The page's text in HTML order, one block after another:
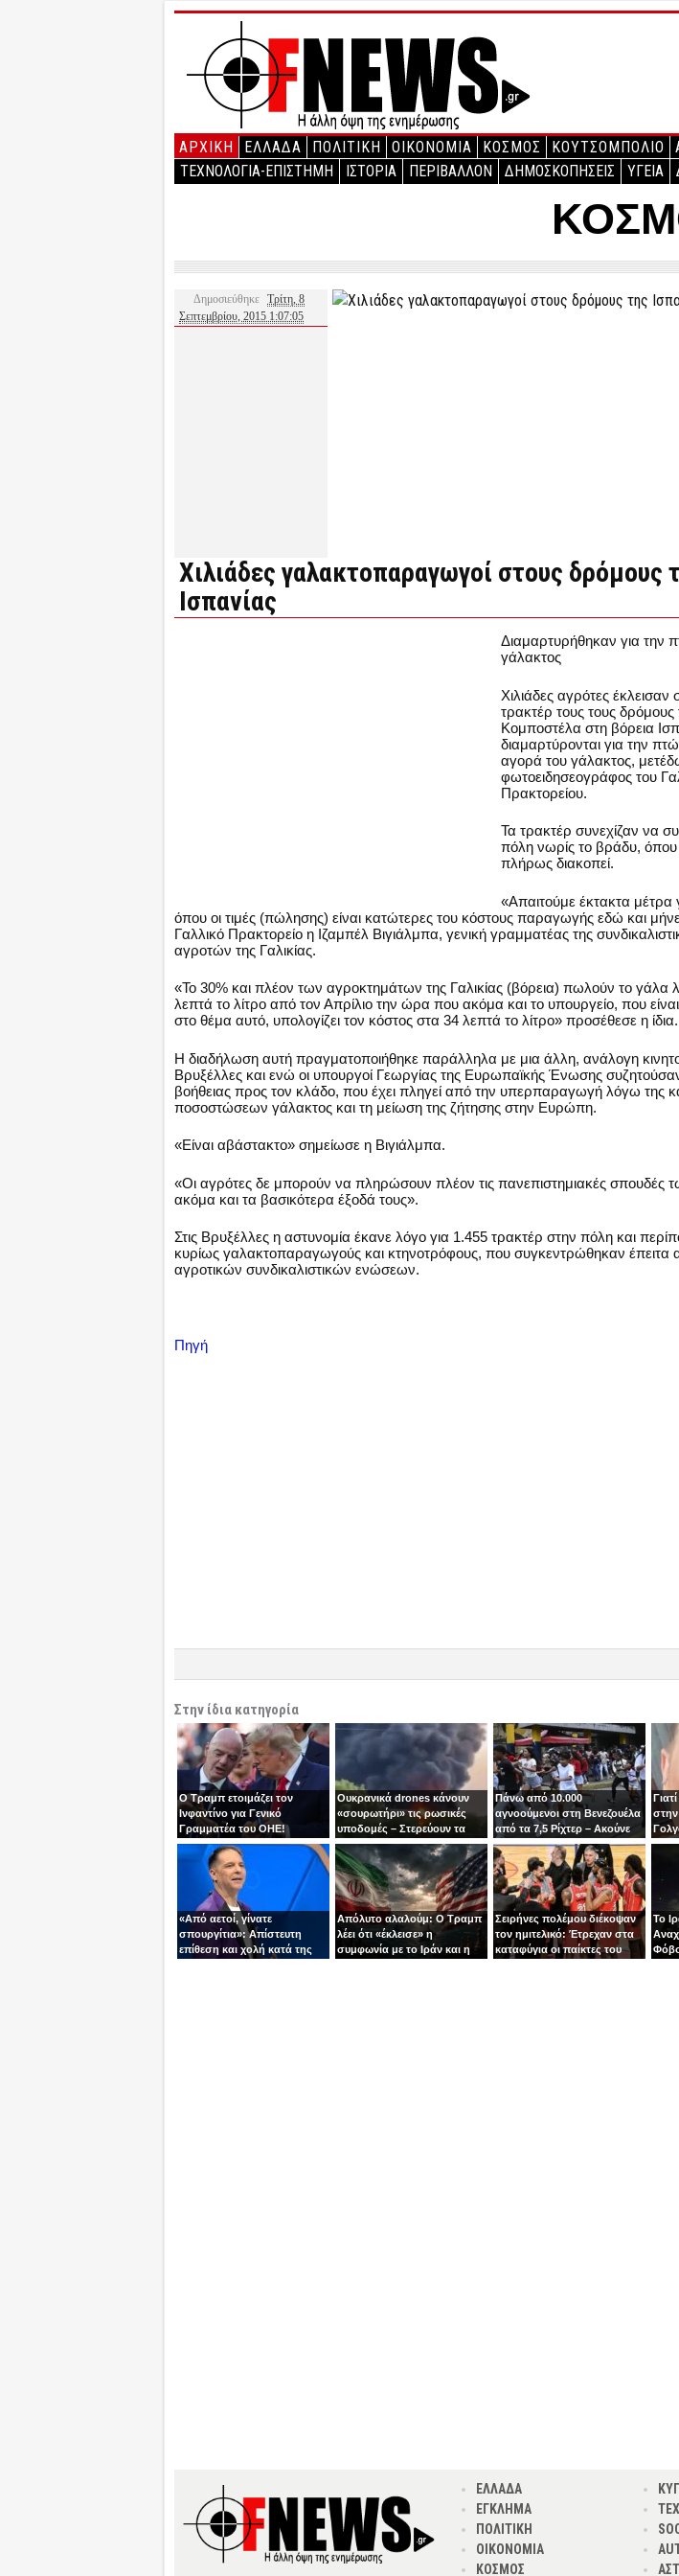
ΑΡΧΙΚΉ ΕΛΛΑΔΑ ΠΟΛΙΤΙΚΗ ΟΙΚΟΝΟΜΙΑ ΚΟΣΜΟΣ ΚΟΥΤΣΟΜΠΟΛΙΟ
ΤΕΧΝΟΛΟΓΙΑ-ΕΠΙΣΤΗΜΗ
ΙΣΤΟΡΙΑ ΠΕΡΙΒΑΛΛΟΝ ΔΗΜΟΣΚΟΠΗΣΕΙΣ ΥΓΕΙΑ
Δημοσιεύθηκε Τρίτη, 8
Σεπτεμβρίου, 2015 1:07:05
Χιλιάδες γαλακτοπαραγωγοί στους δρόμους
Ισπανίας
Διαμαρτυρήθηκαν για την
γάλακτος
Χιλιάδες αγρότες
τρακτέρ τους τους δρόμους
Κομποστέλα στη βόρεια
διαμαρτύρονται για την
αγορά του γάλακτος,
φωτοειδησεογράφος του
Πρακτορείου.
Τα τρακτέρ συνεχίζαν να
πόλη νωρίς το βράδυ, όπου
πλήρως διακοπεί.
«Απαιτούμε έκτακτα μέτρα
όπου οι τιμές (πώλησης) είναι κατώτερες του κόστους παραγωγής εδώ και
Γαλλικό Πρακτορείο η Ιζαμπέλ Βιγιάλμπα, γενική γραμματέας της
αγροτών της Γαλικίας.
«Το 30% και πλέον των αγροκτημάτων της Γαλικίας (βόρεια) πωλούν το γάλα
λεπτά το λίτρο από τον Απρίλιο την ώρα που ακόμα και το υπουργείο, που
στο θέμα αυτό, υπολογίζει τον κόστος στα 34 λεπτά το λίτρο» προσέθεσε η ίδια.
Η διαδήλωση αυτή πραγματοποιήθηκε παράλληλα με μια άλλη, ανάλογη
Βρυξέλλες και ενώ οι υπουργοί Γεωργίας της Ευρωπαϊκής Ένωσης
βοήθειας προς τον κλάδο, που έχει πληγεί από την υπερπαραγωγή λόγω της
ποσοστώσεων γάλακτος και τη μείωση της ζήτησης στην Ευρώπη.
«Είναι αβάστακτο» σημείωσε η Βιγιάλμπα.
«Οι αγρότες δε μπορούν να πληρώσουν πλέον τις πανεπιστημιακές σπουδές
ακόμα και τα βασικότερα έξοδά τους».
Στις Βρυξέλλες η αστυνομία έκανε λόγο για 1.455 τρακτέρ στην πόλη και
κυρίως γαλακτοπαραγωγούς και κτηνοτρόφους, που συγκεντρώθηκαν έπειτα
αγροτικών συνδικαλιστικών ενώσεων.
Πηγή
Στην ίδια κατηγορία
Ο Τραμπ ετοιμάζει τον
Ινφαντίνο για Γενικό
Γραμματέα του ΟΗΕ!
Ουκρανικά drones κάνουν
«σουρωτήρι» τις ρωσικές
υποδομές – Στερεύουν τα
καύσιμα του Πούτιν
Πάνω από 10.000
αγνοούμενοι στη Βενεζουέλα
από τα 7,5 Ρίχτερ – Ακούνε
φωνές κάτω από τα
συντρίμμια
στην
«Από αετοί, γίνατε
σπουργίτια»: Απίστευτη
επίθεση και χολή κατά της
Απόλυτο αλαλούμ: Ο Τραμπ
λέει ότι «έκλεισε» η
συμφωνία με το Ιράν και η
Σειρήνες πολέμου διέκοψαν
τον ημιτελικό: Έτρεχαν στα
καταφύγια οι παίκτες του
Το
ΕΛΛΑΔΑ
ΕΓΚΛΗΜΑ
ΠΟΛΙΤΙΚΗ
ΟΙΚΟΝΟΜΙΑ
ΚΟΣΜΟΣ